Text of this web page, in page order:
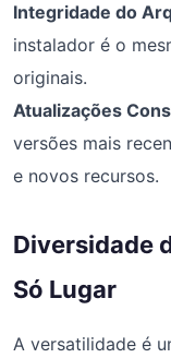
Integridade do
instalador é o
originais.
Atualizações
versões mais
e novos recursos.
Diversidade
Só Lugar
A versatilidade é